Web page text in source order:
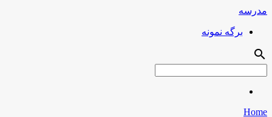
مدرسه
برگه نمونه
search
Home